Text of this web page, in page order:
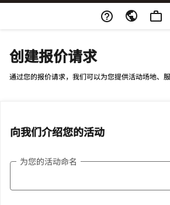
Skip To Content
创建报价请求
通过您的报价请求，我们可以为您提供活动场地、服
向我们介绍您的活动
为您的活动命名